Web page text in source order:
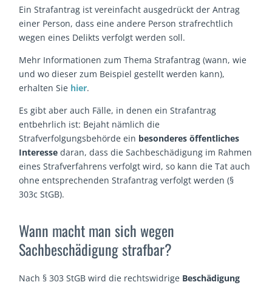
Ein Strafantrag ist vereinfacht ausgedrückt der Antrag
einer Person, dass eine andere Person strafrechtlich
wegen eines Delikts verfolgt werden soll.
Mehr Informationen zum Thema Strafantrag (wann, wie
und wo dieser zum Beispiel gestellt werden kann),
erhalten Sie hier.
Es gibt aber auch Fälle, in denen ein Strafantrag
entbehrlich ist: Bejaht nämlich die
Strafverfolgungsbehörde ein besonderes öffentliches
Interesse daran, dass die Sachbeschädigung im Rahmen
eines Strafverfahrens verfolgt wird, so kann die Tat auch
ohne entsprechenden Strafantrag verfolgt werden (§
303c StGB).
Wann macht man sich wegen
Sachbeschädigung strafbar?
Nach § 303 StGB wird die rechtswidrige Beschädigung